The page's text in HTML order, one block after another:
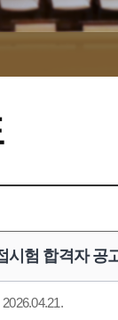
시험 합격자 공
2026.04.21.